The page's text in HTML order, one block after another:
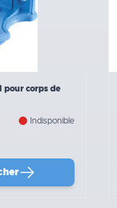
pour corps de
Indisponible